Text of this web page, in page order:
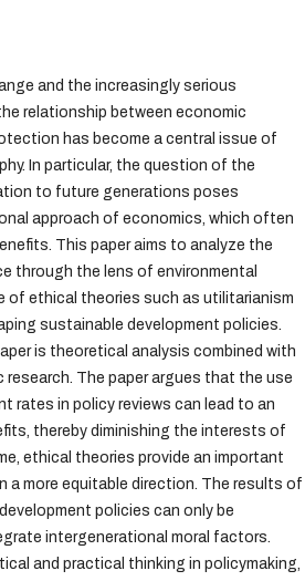
and the increasingly serious
relationship between economic
has become a central issue of
In particular, the question of the
to future generations poses
approach of economics, which often
This paper aims to analyze the
through the lens of environmental
of ethical theories such as utilitarianism
sustainable development policies.
is theoretical analysis combined with
The paper argues that the use
rates in policy reviews can lead to an
thereby diminishing the interests of
ethical theories provide an important
a more equitable direction. The results of
policies can only be
intergenerational moral factors.
and practical thinking in policymaking,